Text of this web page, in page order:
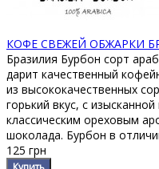
КОФЕ СВЕЖЕЙ ОБЖАРКИ
Бразилия Бурбон сорт
дарит качественный
из высококачественных
горький вкус, с
классическим ореховым
шоколада. Бурбон в
125 грн